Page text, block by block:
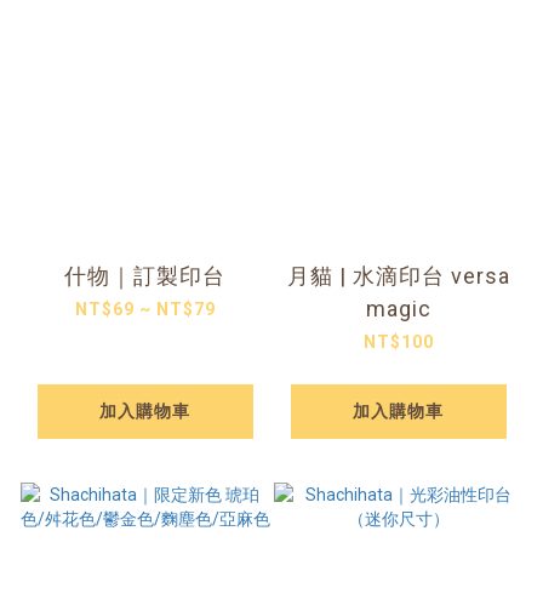
什物｜訂製印台
NT$69 ~ NT$79
加入購物車
月貓 | 水滴印台 versa
magic
NT$100
加入購物車